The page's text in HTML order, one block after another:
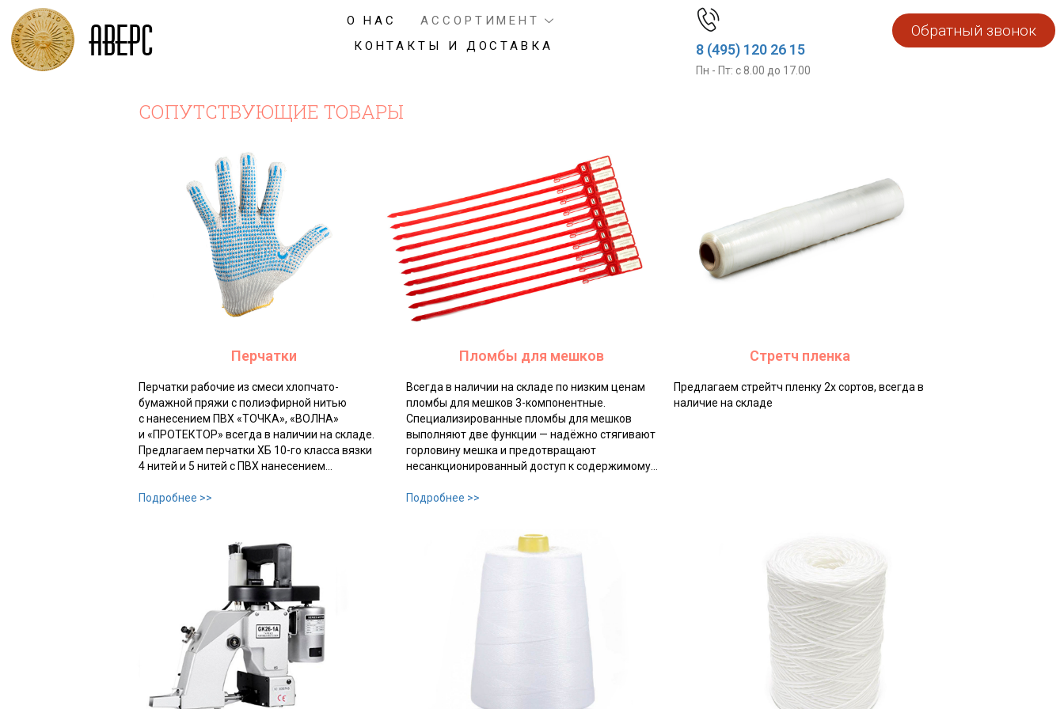
О НАС
АССОРТИМЕНТ
КОНТАКТЫ И ДОСТАВКА
8 (495) 120 26 15
Пн - Пт: с 8.00 до 17.00
Обратный звонок
СОПУТСТВУЮЩИЕ ТОВАРЫ
Перчатки Пломбы для мешков Стретч пленка
Перчатки рабочие из смеси хлопчато-
бумажной пряжи с полиэфирной нитью
с нанесением ПВХ «ТОЧКА», «ВОЛНА»
и «ПРОТЕКТОР» всегда в наличии на складе.
Предлагаем перчатки ХБ 10-го класса вязки
4 нитей и 5 нитей с ПВХ нанесением…
Подробнее >>
Всегда в наличии на складе по низким ценам
пломбы для мешков 3-компонентные.
Специализированные пломбы для мешков
выполняют две функции — надёжно стягивают
горловину мешка и предотвращают
несанкционированный доступ к содержимому…
Подробнее >>
Предлагаем стрейтч пленку 2х сортов, всегда в
наличие на складе